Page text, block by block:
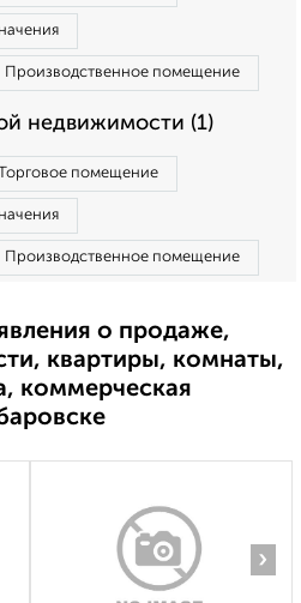
Производственное помещение
недвижимости (1)
помещение
Производственное помещение
о продаже,
квартиры, комнаты,
коммерческая
›